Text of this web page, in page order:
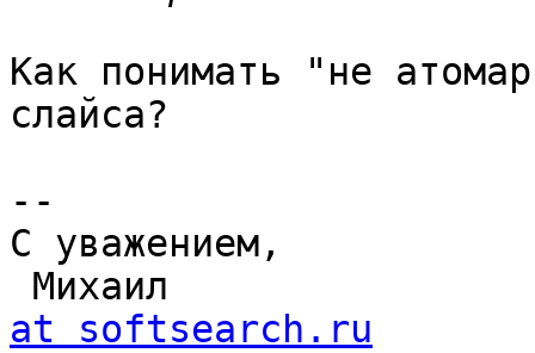
Как понимать "не
слайса?
--
С уважением,
Михаил
at softsearch.ru